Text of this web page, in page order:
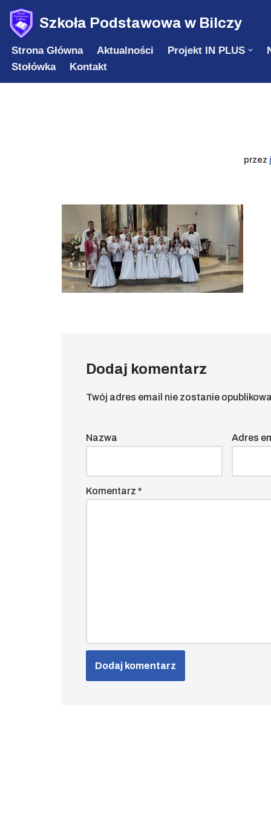
Przejdź
do
treści
Szkoła Podstawowa w Bilczy
Strona Główna Aktualności Projekt IN PLUS
Stołówka
Kontakt
przez
Dodaj komentarz
Twój adres email nie zostanie
Nazwa Adres
Komentarz *